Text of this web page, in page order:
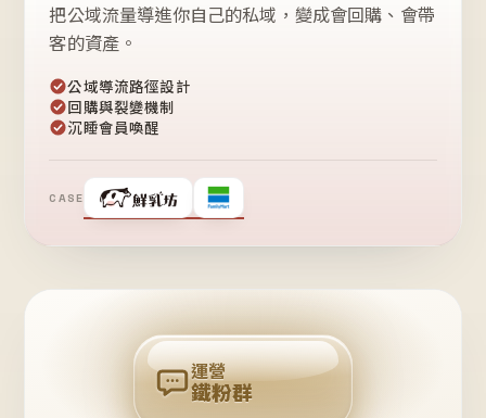
把公域流量導進你自己的私域，變成會回購、會帶
客的資產。
公域導流路徑設計
回購與裂變機制
沉睡會員喚醒
CASE
❤
粉
回
購
運營
鐵粉群